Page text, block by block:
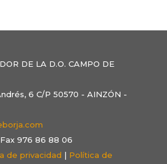
DE LA D.O. CAMPO DE
6 C/P 50570 - AINZÓN -
976 86 88 06
de privacidad | Política de